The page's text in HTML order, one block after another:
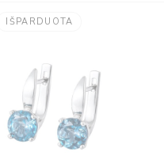
IŠPARDUOTA